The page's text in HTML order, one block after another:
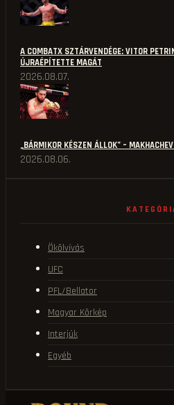
A COMBATX SZTÁRVENDÉGE: VITOR
ÚJRAÉPÍTETTE MAGÁT
2026.08.07.
„BÁRMIKOR KÉSZEN ÁLLOK” –
2026.08.06.
Ökölvívás
UFC
PFL/Bellator
Magyar Körkép
Interjúk
Egyéb